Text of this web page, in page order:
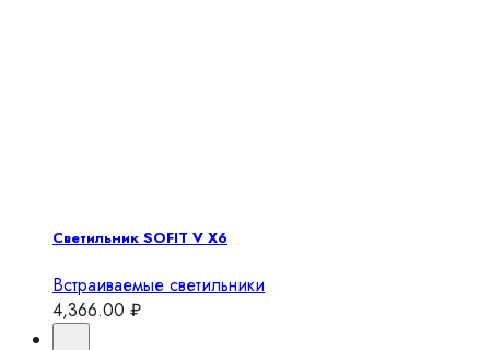
Светильник SOFIT V X6
Встраиваемые светильники
4,366.00 ₽